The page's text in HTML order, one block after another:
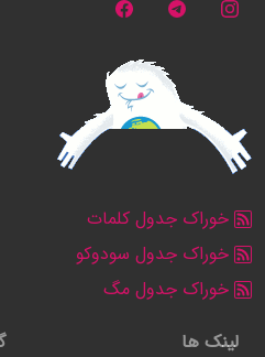
خوراک جدول کلمات
خوراک جدول سودوکو
خوراک جدول مگ
لینک ها